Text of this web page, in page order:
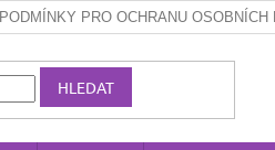
PODMÍNKY PRO OCHRANU OSOBNÍCH
HLEDAT